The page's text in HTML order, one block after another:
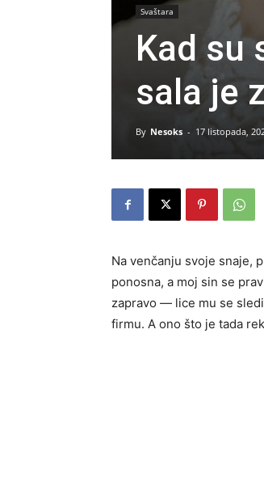
Svaštara
Kad su
sala je
By Nesoks - 17 listopada,
Na venčanju svoje snaje,
ponosna, a moj sin se
zapravo — lice mu se
firmu. A ono što je tada